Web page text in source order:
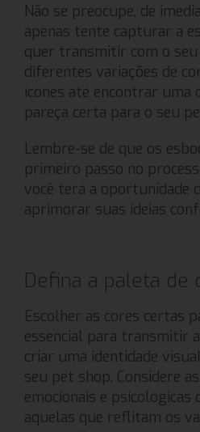
Não se preocupe, de
apenas tente capturar a
quer transmitir com o
diferentes variações de
ícones até encontrar uma
pareça certa para o seu
Lembre-se de que os
primeiro passo no
você terá a oportunidade
aprimorar suas ideias
Defina a paleta de
Escolher as cores certas
essencial para transmitir
criar uma identidade
seu pet shop. Considere
emocionais e psicológicas
aquelas que reflitam os